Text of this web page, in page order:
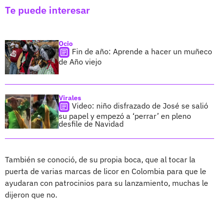
Te puede interesar
Ocio
Fin de año: Aprende a hacer un muñeco
de Año viejo
Virales
Video: niño disfrazado de José se salió
su papel y empezó a ‘perrar’ en pleno
desfile de Navidad
También se conoció, de su propia boca, que al tocar la
puerta de varias marcas de licor en Colombia para que le
ayudaran con patrocinios para su lanzamiento, muchas le
dijeron que no.